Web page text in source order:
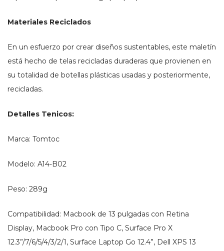
Materiales Reciclados
En un esfuerzo por crear diseños sustentables, este maletín
está hecho de telas recicladas duraderas que provienen en
su totalidad de botellas plásticas usadas y posteriormente,
recicladas.
Detalles Tenicos:
Marca: Tomtoc
Modelo: A14-B02
Peso: 289g
Compatibilidad: Macbook de 13 pulgadas con Retina
Display, Macbook Pro con Tipo C, Surface Pro X
12.3”/7/6/5/4/3/2/1, Surface Laptop Go 12.4”, Dell XPS 13